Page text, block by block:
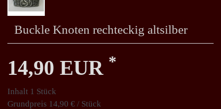
Buckle Knoten rechteckig altsilber
14,90 EUR *
Inhalt 1 Stück
Grundpreis 14,90 € / Stück